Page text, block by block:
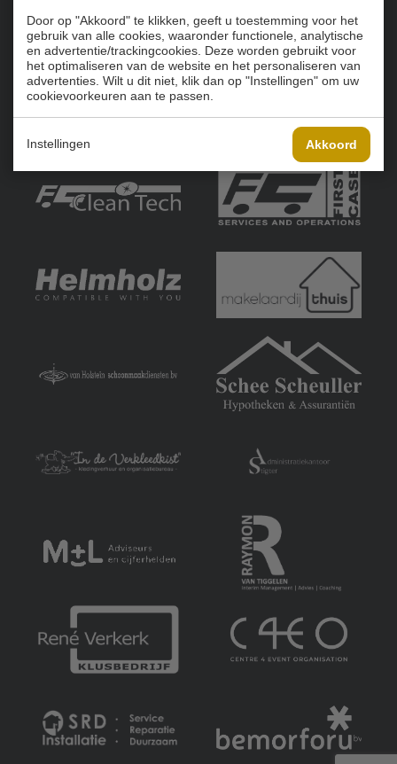
Door op "Akkoord" te klikken, geeft u toestemming voor het
gebruik van alle cookies, waaronder functionele, analytische
en advertentie/trackingcookies. Deze worden gebruikt voor
het optimaliseren van de website en het personaliseren van
advertenties. Wilt u dit niet, klik dan op "Instellingen" om uw
cookievoorkeuren aan te passen.
Instellingen Akkoord